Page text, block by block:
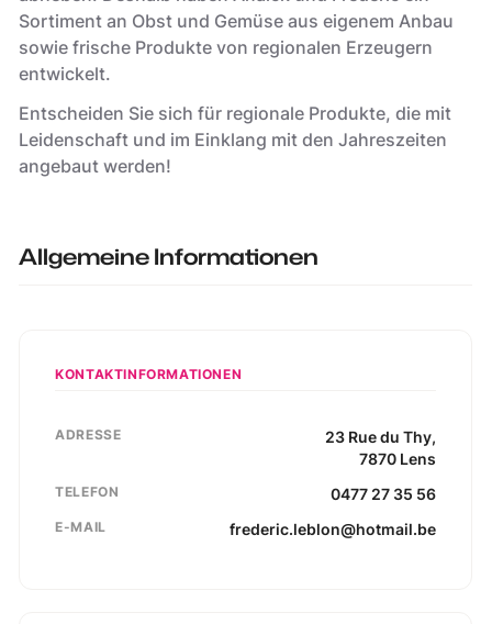
Sortiment an Obst und Gemüse aus eigenem Anbau
sowie frische Produkte von regionalen Erzeugern
entwickelt.
Entscheiden Sie sich für regionale Produkte, die mit
Leidenschaft und im Einklang mit den Jahreszeiten
angebaut werden!
Allgemeine Informationen
KONTAKTINFORMATIONEN
ADRESSE 23 Rue du Thy,
7870 Lens
TELEFON 0477 27 35 56
E-MAIL frederic.leblon@hotmail.be